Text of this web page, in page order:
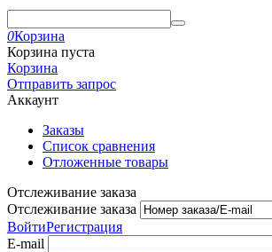
0Корзина
Корзина пуста
Корзина
Отправить запрос
Аккаунт
Заказы
Список сравнения
Отложенные товары
Отслеживание заказа
Отслеживание заказа
ВойтиРегистрация
E-mail